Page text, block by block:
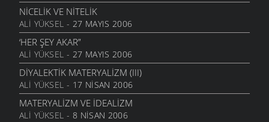
NICELIK VE NITELIK
ALI YÜKSEL - 27 MAYIS 2006
‘HER ŞEY AKAR”
ALI YÜKSEL - 27 MAYIS 2006
DIYALEKTIK MATERYALIZM (III)
ALI YÜKSEL - 17 NISAN 2006
MATERYALIZM VE İDEALIZM
ALI YÜKSEL - 8 NISAN 2006